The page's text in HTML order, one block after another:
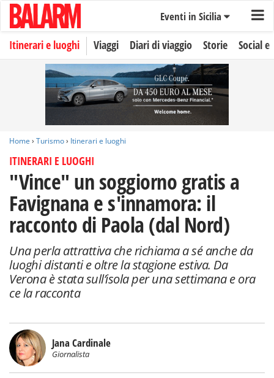
Eventi in Sicilia
Itinerari e luoghi Viaggi Diari di viaggio Storie Social
Home › Turismo› Itinerari e luoghi
ITINERARI E LUOGHI
"Vince" un soggiorno gratis a
Favignana e s'innamora: il
racconto di Paola (dal Nord)
Una perla attrattiva che richiama a sé anche da
luoghi distanti e oltre la stagione estiva. Da
Verona è stata sull’isola per una settimana e ora
ce la racconta
Jana Cardinale
Giornalista